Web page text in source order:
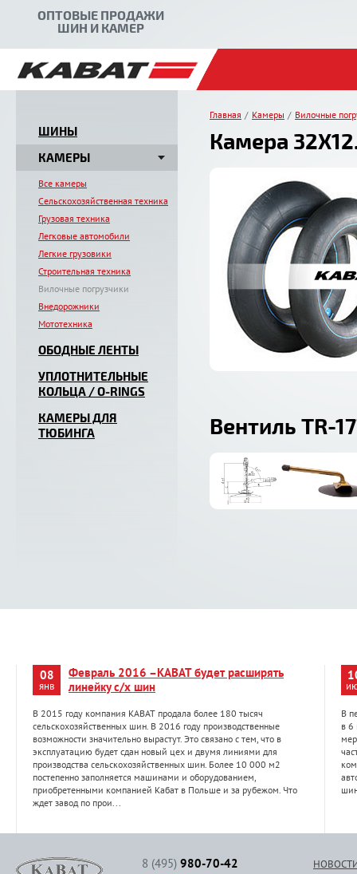
ОПТОВЫЕ ПРОДАЖИ
ШИН И КАМЕР
ШИНЫ
КАМЕРЫ
Все камеры
Сельскохозяйственная техника
Грузовая техника
Легковые автомобили
Легкие грузовики
Строительная техника
Вилочные погрузчики
Внедорожники
Мототехника
ОБОДНЫЕ ЛЕНТЫ
УПЛОТНИТЕЛЬНЫЕ
КОЛЬЦА / O-RINGS
КАМЕРЫ ДЛЯ
ТЮБИНГА
Главная Камеры Вилочные
Камера
Вентиль TR-
08
янв
Февраль 2016 –KABAT будет расширять
линейку с/х шин
В 2015 году компания KABAT продала более 180 тысяч
сельскохозяйственных шин. В 2016 году производственные
возможности значительно вырастут. Это связано с тем, что в
эксплуатацию будет сдан новый цех и двумя линиями для
производства сельскохозяйственных шин. Более 10 000 м2
постепенно заполняется машинами и оборудованием,
приобретенными компанией Кабат в Польше и за рубежом. Что
ждет завод по прои...
В
в 6
8 (495) 980-70-42